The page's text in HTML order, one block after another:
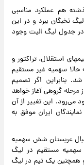
هم عملکرد مناسبی
نخبگان ببرد و در این
جدول لیگ الیت وجود
استقلال، تراکتور و
حالا سهمیه غیر مستقیم
بنابراین اگر تصمیم
مرحله گروهی آغاز خواهد
می‌رود. این تغییر از آن
ایران موفق به
عربستان شش سهمیه
مستقیم در لیگ
همچنین یک تیم در لیگ